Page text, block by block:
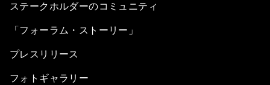
ステークホルダーのコミュニティ
「フォーラム・ストーリー」
プレスリリース
フォトギャラリー